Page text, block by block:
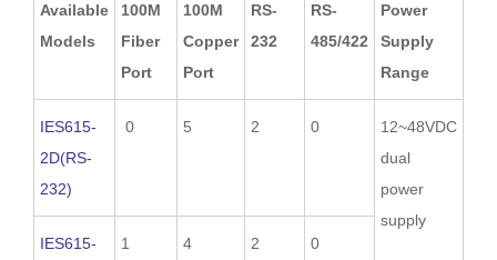
Available
Models
100M
Fiber
Port
100M
Copper
Port
RS-
232
RS-
485/422
Power
Supply
Range
IES615-
2D(RS-
232)
0 5 2 0
12~48VDC
dual
power
supply
IES615-
1 4 2 0